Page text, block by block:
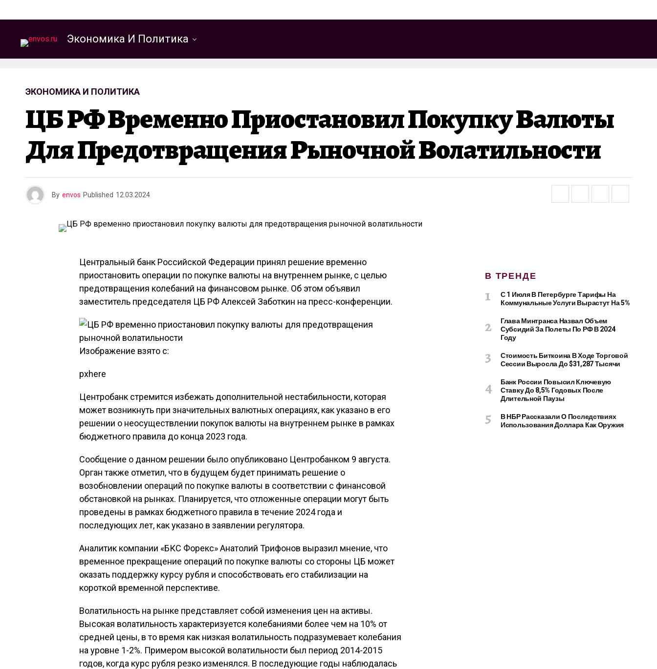
Экономика И Политика
ЭКОНОМИКА И ПОЛИТИКА
ЦБ РФ Временно Приостановил Покупку Валюты
Для Предотвращения Рыночной Волатильности
By envos Published 12.03.2024
Центральный банк Российской Федерации принял решение временно
приостановить операции по покупке валюты на внутреннем рынке, с целью
предотвращения колебаний на финансовом рынке. Об этом объявил
заместитель председателя ЦБ РФ Алексей Заботкин на пресс-конференции.
Изображение взято с:
pxhere
Центробанк стремится избежать дополнительной нестабильности, которая
может возникнуть при значительных валютных операциях, как указано в его
решении о неосуществлении покупок валюты на внутреннем рынке в рамках
бюджетного правила до конца 2023 года.
Сообщение о данном решении было опубликовано Центробанком 9 августа.
Орган также отметил, что в будущем будет принимать решение о
возобновлении операций по покупке валюты в соответствии с финансовой
обстановкой на рынках. Планируется, что отложенные операции могут быть
проведены в рамках бюджетного правила в течение 2024 года и
последующих лет, как указано в заявлении регулятора.
Аналитик компании «БКС Форекс» Анатолий Трифонов выразил мнение, что
временное прекращение операций по покупке валюты со стороны ЦБ может
оказать поддержку курсу рубля и способствовать его стабилизации на
короткой временной перспективе.
Волатильность на рынке представляет собой изменения цен на активы.
Высокая волатильность характеризуется колебаниями более чем на 10% от
средней цены, в то время как низкая волатильность подразумевает колебания
на уровне 1-2%. Примером высокой волатильности был период 2014-2015
годов, когда курс рубля резко изменялся. В последующие годы наблюдалась
В ТРЕНДЕ
С 1 Июля В Петербурге Тарифы На
Коммунальные Услуги Вырастут На 5%
Глава Минтранса Назвал Объем
Субсидий За Полеты По РФ В 2024
Году
Стоимость Биткоина В Ходе Торговой
Сессии Выросла До $31,287 Тысячи
Банк России Повысил Ключевую
Ставку До 8,5% Годовых После
Длительной Паузы
В НБР Рассказали О Последствиях
Использования Доллара Как Оружия